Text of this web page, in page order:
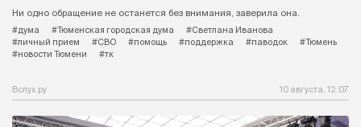
Ни одно обращение не останется без внимания, заверила она.
#дума
#Тюменская городская дума
#Светлана Иванова
#личный прием
#СВО #помощь #поддержка #паводок
#Тюмень
#новости Тюмени
#тк
Вслух.ру 10 августа, 12:07